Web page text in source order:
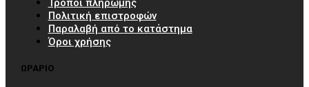
Πολιτική επιστροφών
Παραλαβή από το κατάστημα
Όροι χρήσης
ΩΡΑΡΙΟ